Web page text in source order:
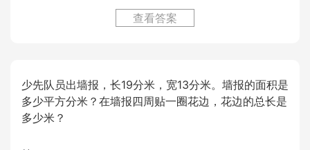
查看答案
少先队员出墙报，长19分米，宽13分米。墙报的面积是
多少平方分米？在墙报四周贴一圈花边，花边的总长是
多少米？